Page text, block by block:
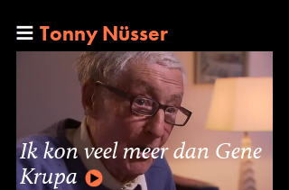
Tonny Nüsser
Ik kon veel meer dan Gene
Krupa